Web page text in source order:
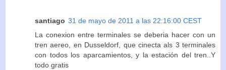
santiago 31 de mayo de 2011 a las 22:16:00 CEST
La conexion entre terminales se deberia hacer con un
tren aereo, en Dusseldorf, que cinecta als 3 terminales
con todos los aparcamientos, y la estación del tren..Y
todo gratis